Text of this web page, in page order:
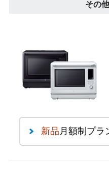
その
新品月額制プラ